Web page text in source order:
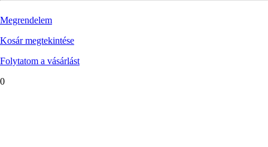
Megrendelem
Kosár megtekintése
Folytatom a vásárlást
0